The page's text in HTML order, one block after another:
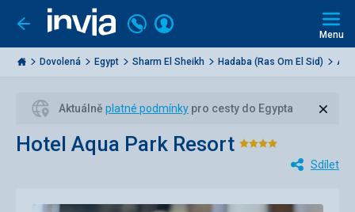
Jít
zpět
Invia.cz
Volejte
226
000
284
Přihlásit
Menu
Dovolená Egypt Sharm El Sheikh Hadaba (Ras Om El Sid)
Aktuálně platné podmínky pro cesty do Egypta
Hotel Aqua Park Resort Hodnocení:
Sdílet